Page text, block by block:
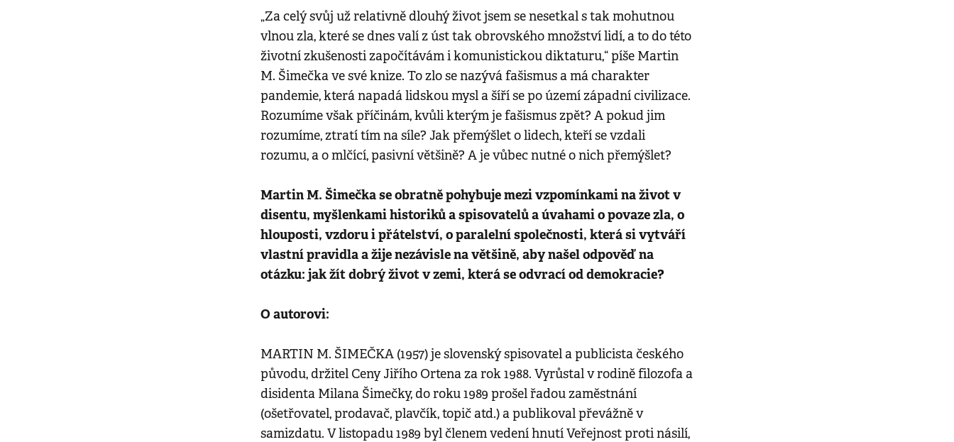
„Za celý svůj už relativně dlouhý život jsem se nesetkal s tak mohutnou
vlnou zla, které se dnes valí z úst tak obrovského množství lidí, a to do této
životní zkušenosti započítávám i komunistickou diktaturu,“ píše Martin
M. Šimečka ve své knize. To zlo se nazývá fašismus a má charakter
pandemie, která napadá lidskou mysl a šíří se po území západní civilizace.
Rozumíme však příčinám, kvůli kterým je fašismus zpět? A pokud jim
rozumíme, ztratí tím na síle? Jak přemýšlet o lidech, kteří se vzdali
rozumu, a o mlčící, pasivní většině? A je vůbec nutné o nich přemýšlet?
Martin M. Šimečka se obratně pohybuje mezi vzpomínkami na život v
disentu, myšlenkami historiků a spisovatelů a úvahami o povaze zla, o
hlouposti, vzdoru i přátelství, o paralelní společnosti, která si vytváří
vlastní pravidla a žije nezávisle na většině, aby našel odpověď na
otázku: jak žít dobrý život v zemi, která se odvrací od demokracie?
O autorovi:
MARTIN M. ŠIMEČKA (1957)je slovenský spisovatel a publicista českého
původu, držitel Ceny Jiřího Ortena za rok 1988. Vyrůstal v rodině filozofa a
disidenta Milana Šimečky, do roku 1989 prošel řadou zaměstnání
(ošetřovatel, prodavač, plavčík, topič atd.) a publikoval převážně v
samizdatu. V listopadu 1989 byl členem vedení hnutí Veřejnost proti násilí,